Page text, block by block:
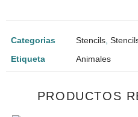
Categorias Stencils
Etiqueta
Animales
PRODUCTOS